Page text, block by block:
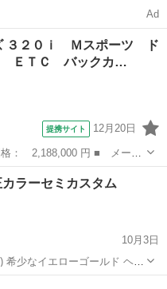
Ad
３２０ｉ Ｍスポーツ ド
ＥＴＣ バックカ…
提携サイト 12月20日
■ グレード名： ３２０
ＴＣ バックカメラ ナ
ラーセミカスタム
10月3日
希少なイエローゴールド ヘッ
カー HDDナビ ETC ワーク19